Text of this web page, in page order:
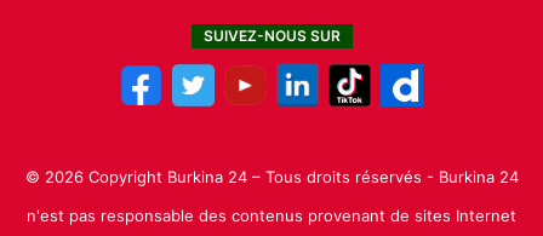
SUIVEZ-NOUS SUR
© 2026 Copyright Burkina 24 – Tous droits réservés - Burkina 24
n'est pas responsable des contenus provenant de sites Internet